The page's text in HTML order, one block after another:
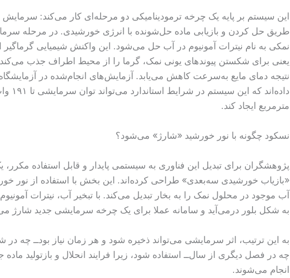
این سیستم بر پایه یک چرخه ترمودینامیکی دو مرحله‌ای کار می‌کند: سرمایش
طریق حل کردن و بازیابی ماده حل‌شونده با انرژی خورشیدی. در مرحله
نمکی به نام نیترات آمونیوم در آب حل می‌شود. این واکنش شیمیایی
یعنی برای شکستن پیوندهای یونی نمک، گرما را از محیط اطراف جذب می‌کند
نتیجه دمای مایع به‌سرعت کاهش می‌یابد. آزمایش‌های انجام‌شده در
داده‌اند که این سیستم
مترمربع ایجاد کند.
نسکود چگونه با نور خورشید «شارژ» می‌شود؟
پژوهشگران برای تبدیل این فناوری به سیستمی پایدار و قابل استفاده مکرر،
«بازیاب خورشیدی سه‌بعدی» طراحی کرده‌اند. این بخش با استفاده از نور
آب موجود در محلول نمک را به بخار تبدیل می‌کند. با تبخیر آب، نیترات آمونیوم
به شکل بلور درمی‌آید و سامانه عملا برای یک چرخه سرمایشی جدید شارژ
به این ترتیب، اثر سرمایشی می‌تواند ذخیره شود و هر زمان نیاز بود‌ــ چه
چه در فصل دیگری از سال‌ــ استفاده شود، زیرا فرایند انحلال و بازتولید ماده
انجام می‌شوند.